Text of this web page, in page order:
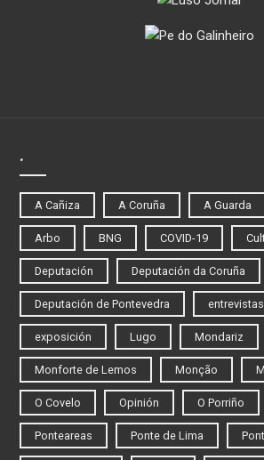
.
A Cañiza A Coruña A Guarda
Arbo BNG COVID-19
Deputación Deputación da Coruña
Deputación de Pontevedra entrevistas
exposición Lugo Mondariz
Monforte de Lemos Monção
O Covelo Opinión O Porriño
Ponteareas Ponte de Lima